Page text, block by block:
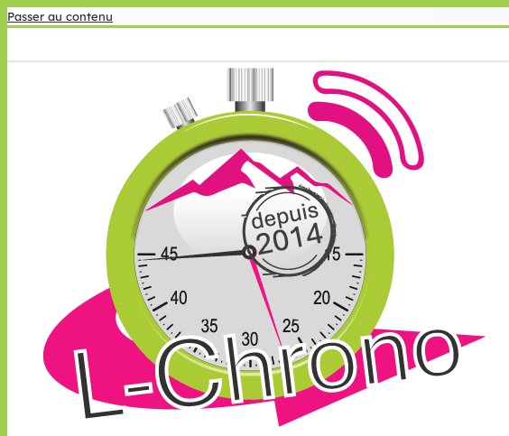
Passer au contenu